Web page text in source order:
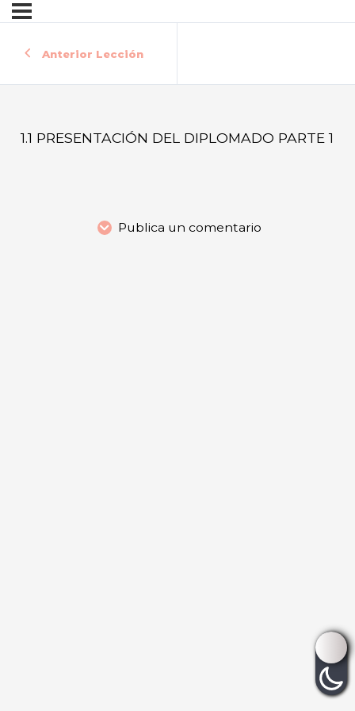
Anterior Lección
1.1 PRESENTACIÓN DEL DIPLOMADO PARTE 1
Publica un comentario